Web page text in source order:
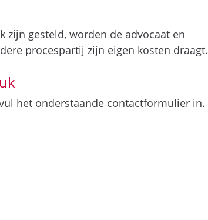
gesteld, worden de advocaat en
procespartij zijn eigen kosten draagt.
het onderstaande contactformulier in.